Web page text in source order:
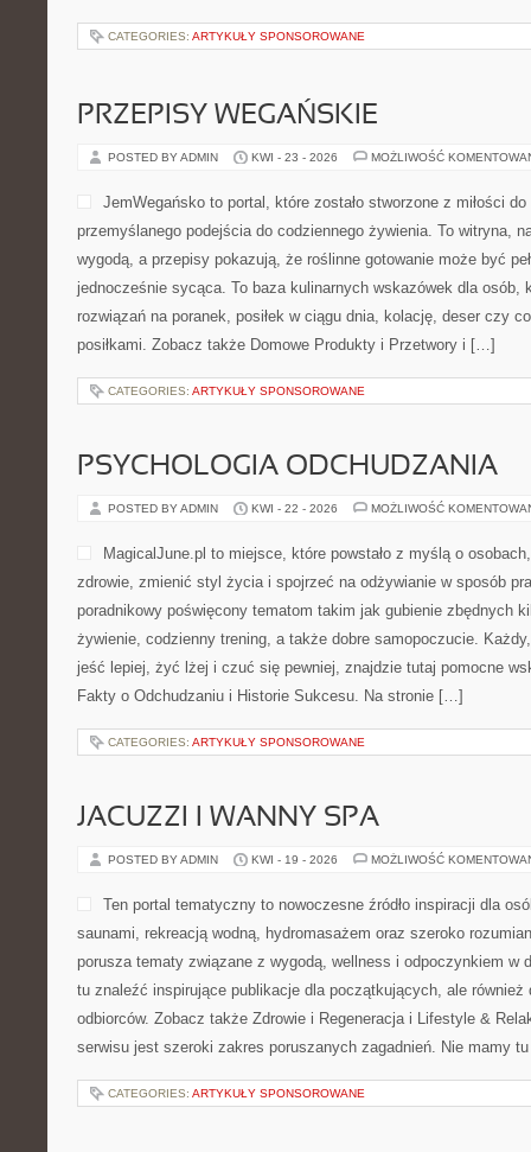
CATEGORIES: ARTYKUŁY SPONSOROWANE
PRZEPISY WEGAŃSKIE
POSTED BY ADMIN KWI - 23 - 2026 MOŻLIWOŚĆ
JemWegańsko to portal, które zostało stworzone z miłości
przemyślanego podejścia do codziennego żywienia. To witryna,
wygodą, a przepisy pokazują, że roślinne gotowanie może być
jednocześnie sycąca. To baza kulinarnych wskazówek dla osób,
rozwiązań na poranek, posiłek w ciągu dnia, kolację, deser czy
posiłkami. Zobacz także Domowe Produkty i Przetwory i […]
CATEGORIES: ARTYKUŁY SPONSOROWANE
PSYCHOLOGIA ODCHUDZANIA
POSTED BY ADMIN KWI - 22 - 2026 MOŻLIWOŚĆ
MagicalJune.pl to miejsce, które powstało z myślą o
zdrowie, zmienić styl życia i spojrzeć na odżywianie w sposób
poradnikowy poświęcony tematom takim jak gubienie zbędnych
żywienie, codzienny trening, a także dobre samopoczucie.
jeść lepiej, żyć lżej i czuć się pewniej, znajdzie tutaj pomocne
Fakty o Odchudzaniu i Historie Sukcesu. Na stronie […]
CATEGORIES: ARTYKUŁY SPONSOROWANE
JACUZZI I WANNY SPA
POSTED BY ADMIN KWI - 19 - 2026 MOŻLIWOŚĆ
Ten portal tematyczny to nowoczesne źródło inspiracji dla
saunami, rekreacją wodną, hydromasażem oraz szeroko
porusza tematy związane z wygodą, wellness i odpoczynkiem w
tu znaleźć inspirujące publikacje dla początkujących, ale również
odbiorców. Zobacz także Zdrowie i Regeneracja i Lifestyle &
serwisu jest szeroki zakres poruszanych zagadnień. Nie mamy
CATEGORIES: ARTYKUŁY SPONSOROWANE